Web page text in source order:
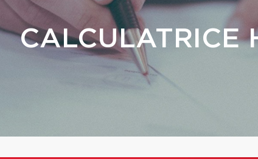
CALCULATRICE